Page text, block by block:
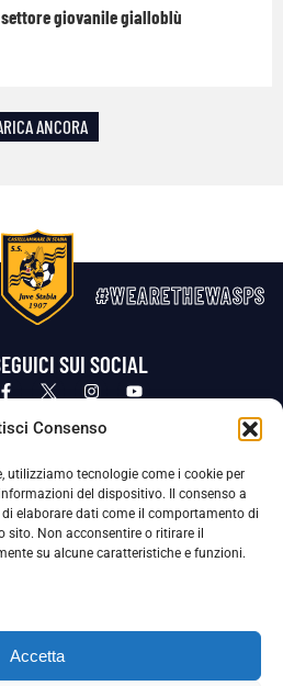
Consenso
utilizziamo tecnologie come i cookie per
del dispositivo. Il consenso a
elaborare dati come il comportamento di
sito. Non acconsentire o ritirare il
su alcune caratteristiche e funzioni.
Accetta
giovanile gialloblù
ANCORA
#WEARETHEWASPS
SUI SOCIAL
Cookie Policy
dei Dati Personali (DPO), figura specializzata che vigila sulle modalità
per tutelare i Suoi dati personali.
il DPO può scrivere a